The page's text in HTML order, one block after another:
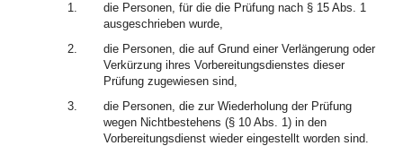
1.
die Personen, für die die Prüfung nach § 15 Abs. 1
ausgeschrieben wurde,
2.
die Personen, die auf Grund einer Verlängerung oder
Verkürzung ihres Vorbereitungsdienstes dieser
Prüfung zugewiesen sind,
3.
die Personen, die zur Wiederholung der Prüfung
wegen Nichtbestehens (§ 10 Abs. 1) in den
Vorbereitungsdienst wieder eingestellt worden sind.